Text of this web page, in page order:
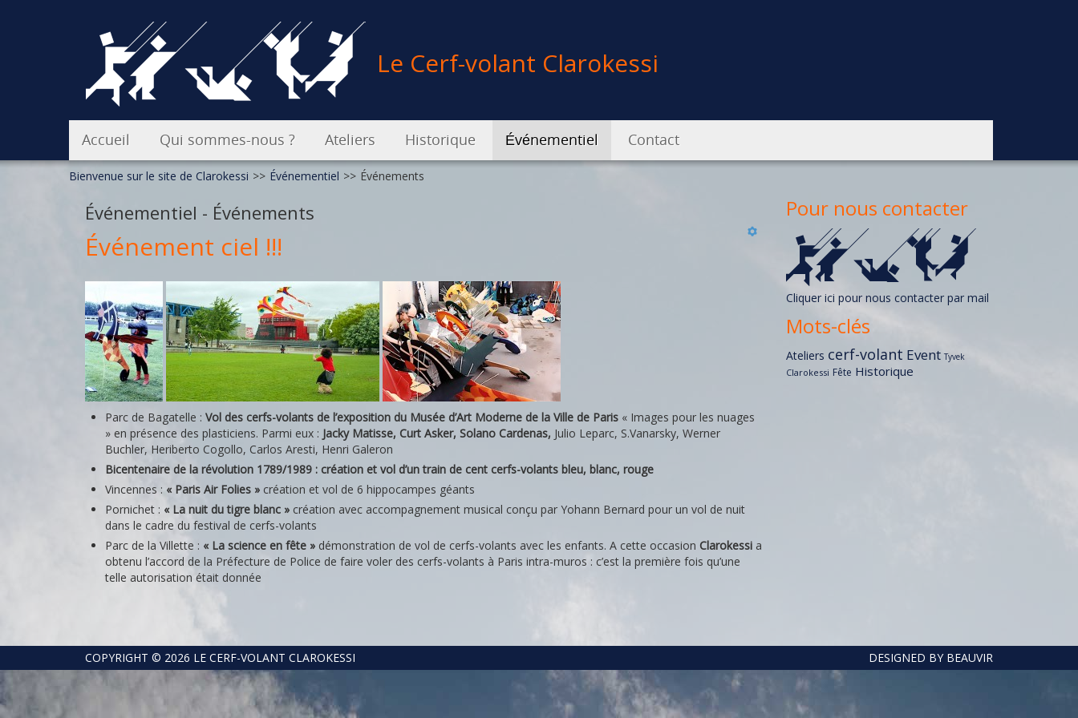
Le Cerf-volant Clarokessi
Accueil Qui sommes-nous ? Ateliers
Cout des interventions
Historique
Interventions
Événementiel Contact
Bienvenue sur le site de Clarokessi >> Événementiel >> Événements
Événementiel - Événements
Événement ciel !!!
Parc de Bagatelle : Vol des cerfs-volants de l’exposition du Musée d’Art Moderne de la Ville de Paris « Images pour les nuages
» en présence des plasticiens. Parmi eux : Jacky Matisse, Curt Asker, Solano Cardenas, Julio Leparc, S.Vanarsky, Werner
Buchler, Heriberto Cogollo, Carlos Aresti, Henri Galeron
Bicentenaire de la révolution 1789/1989 : création et vol d’un train de cent cerfs-volants bleu, blanc, rouge
Vincennes : « Paris Air Folies » création et vol de 6 hippocampes géants
Pornichet : « La nuit du tigre blanc » création avec accompagnement musical conçu par Yohann Bernard pour un vol de nuit
dans le cadre du festival de cerfs-volants
Parc de la Villette : « La science en fête » démonstration de vol de cerfs-volants avec les enfants. A cette occasion Clarokessi a
obtenu l’accord de la Préfecture de Police de faire voler des cerfs-volants à Paris intra-muros : c’est la première fois qu’une
telle autorisation était donnée
Pour nous contacter
Cliquer ici pour nous contacter par mail
Mots-clés
Ateliers cerf-volant Event Tyvek
Clarokessi Fête Historique
COPYRIGHT © 2026 LE CERF-VOLANT CLAROKESSI DESIGNED BY BEAUVIR